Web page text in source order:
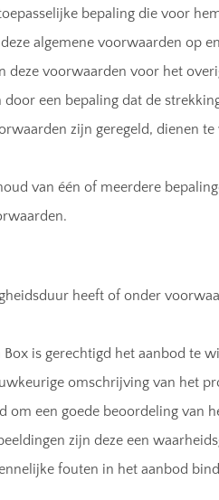
bepaling die voor
algemene voorwaarden op
voorwaarden voor het
een bepaling dat de
zijn geregeld, dienen
van één of meerdere
heeft of onder
is gerechtigd het aanbod te
omschrijving van het
om een goede beoordeling van
zijn deze een
fouten in het aanbod